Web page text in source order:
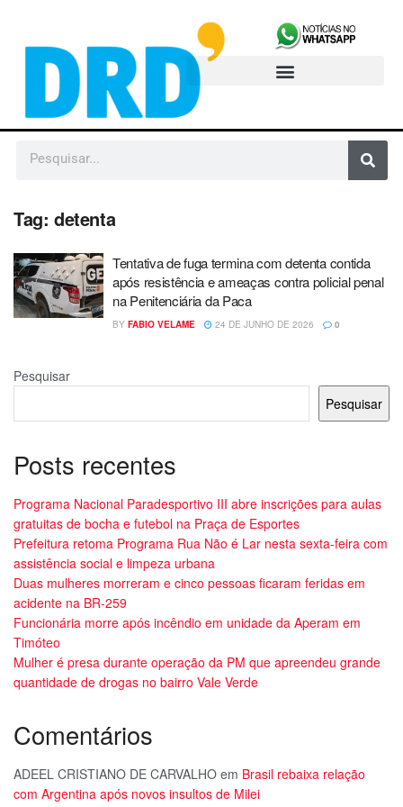
Tag: detenta
Tentativa de fuga termina com detenta contida
após resistência e ameaças contra policial penal
na Penitenciária da Paca
BY FABIO VELAME 24 DE JUNHO DE 2026 0
Pesquisar
Pesquisar
Posts recentes
Programa Nacional Paradesportivo III abre inscrições para aulas
gratuitas de bocha e futebol na Praça de Esportes
Prefeitura retoma Programa Rua Não é Lar nesta sexta-feira com
assistência social e limpeza urbana
Duas mulheres morreram e cinco pessoas ficaram feridas em
acidente na BR-259
Funcionária morre após incêndio em unidade da Aperam em
Timóteo
Mulher é presa durante operação da PM que apreendeu grande
quantidade de drogas no bairro Vale Verde
Comentários
ADEEL CRISTIANO DE CARVALHO em Brasil rebaixa relação
com Argentina após novos insultos de Milei